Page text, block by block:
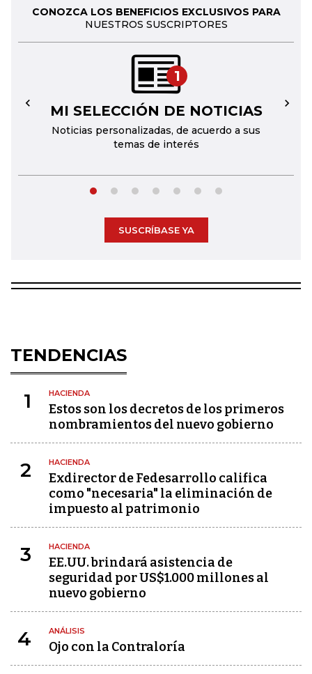
CONOZCA LOS BENEFICIOS EXCLUSIVOS PARA
NUESTROS SUSCRIPTORES
1
MI SELECCIÓN DE NOTICIAS
Noticias personalizadas, de acuerdo a sus
temas de interés
← →
SUSCRÍBASE YA
TENDENCIAS
1 HACIENDA
Estos son los decretos de los primeros
nombramientos del nuevo gobierno
2 HACIENDA
Exdirector de Fedesarrollo califica
como "necesaria" la eliminación de
impuesto al patrimonio
3 HACIENDA
EE.UU. brindará asistencia de
seguridad por US$1.000 millones al
nuevo gobierno
4 ANÁLISIS
Ojo con la Contraloría